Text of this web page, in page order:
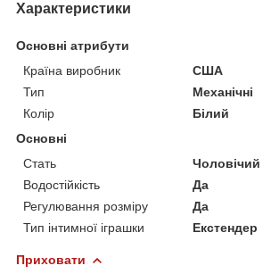
Характеристики
Основні атрибути
Країна виробник
США
Тип
Механічні
Колір
Білий
Основні
Стать
Чоловічий
Водостійкість
Да
Регулювання розміру
Да
Тип інтимної іграшки
Екстендер
Приховати